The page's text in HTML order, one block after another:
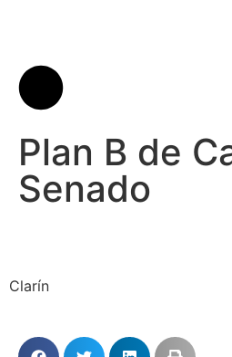
Plan B de
Senado
Clarín